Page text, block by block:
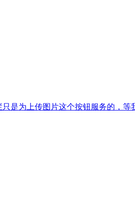
是为上传图片这个按钮服务的，等